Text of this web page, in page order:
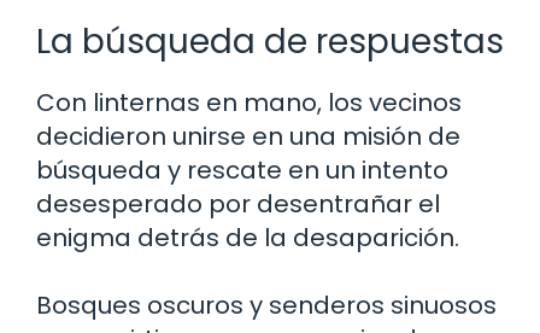
La búsqueda de respuestas
Con linternas en mano, los vecinos
decidieron unirse en una misión de
búsqueda y rescate en un intento
desesperado por desentrañar el
enigma detrás de la desaparición.
Bosques oscuros y senderos sinuosos